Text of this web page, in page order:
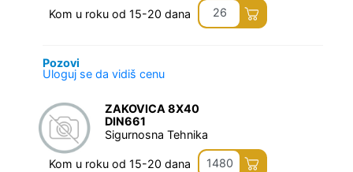
Kom u roku od 15-20 dana 26
Pozovi
Uloguj se da vidiš cenu
ZAKOVICA 8X40
DIN661
Sigurnosna Tehnika
Kom u roku od 15-20 dana 1480